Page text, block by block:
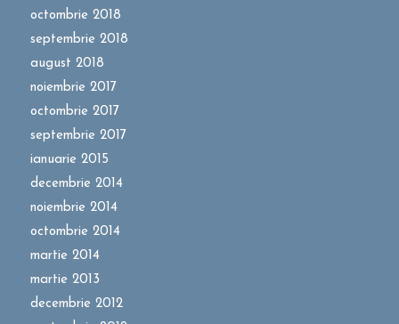
octombrie 2018
septembrie 2018
august 2018
noiembrie 2017
octombrie 2017
septembrie 2017
ianuarie 2015
decembrie 2014
noiembrie 2014
octombrie 2014
martie 2014
martie 2013
decembrie 2012